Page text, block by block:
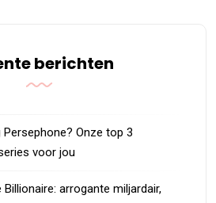
berichten
Persephone? Onze top 3
voor jou
arrogante miljardair,